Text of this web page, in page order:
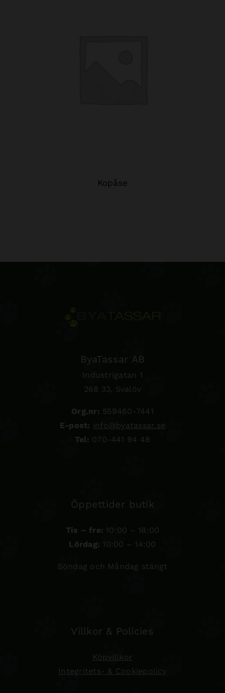
Kopåse
ByaTassar AB
Industrigatan 1
268 33, Svalöv
Org.nr: 559460-7441
E-post: info@byatassar.se
Tel: 070-441 94 48
Öppettider butik
Tis – fre: 10:00 – 18:00
Lördag: 10:00 – 14:00
Söndag och Måndag stängt
Villkor & Policies
Köpvillkor
Integritets- & Cookiepolicy